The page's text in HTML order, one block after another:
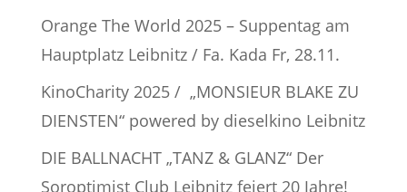
Orange The World 2025 – Suppentag am
Hauptplatz Leibnitz / Fa. Kada Fr, 28.11.
KinoCharity 2025 / „MONSIEUR BLAKE ZU
DIENSTEN“ powered by dieselkino Leibnitz
DIE BALLNACHT „TANZ & GLANZ“ Der
Soroptimist Club Leibnitz feiert 20 Jahre!